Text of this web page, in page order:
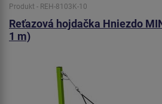
Produkt - REH-8103K-10
Reťazová hojdačka Hniezdo
1 m)